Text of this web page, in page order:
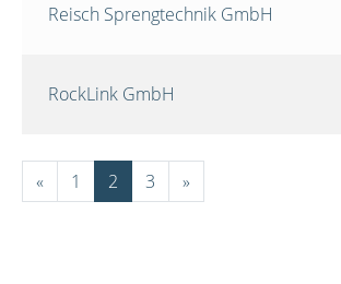
Reisch Sprengtechnik GmbH
RockLink GmbH
« 1 2 3 »